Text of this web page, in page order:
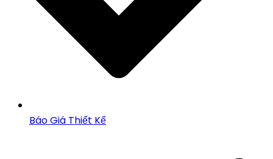
Báo Giá Thiết Kế